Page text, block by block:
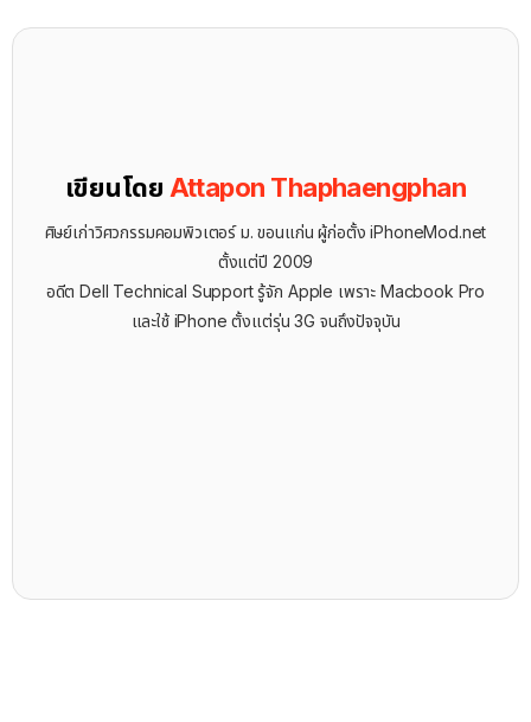
เขียนโดย Attapon Thaphaengphan
ศิษย์เก่าวิศวกรรมคอมพิวเตอร์ ม. ขอนแก่น ผู้ก่อตั้ง iPhoneMod.net
ตั้งแต่ปี 2009
อดีต Dell Technical Support รู้จัก ​Apple เพราะ Macbook Pro
และใช้ iPhone ตั้งแต่รุ่น 3G จนถึงปัจจุบัน